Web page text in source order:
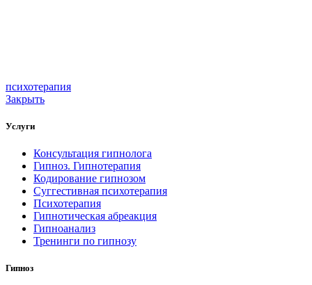
психотерапия
Закрыть
Услуги
Консультация гипнолога
Гипноз. Гипнотерапия
Кодирование гипнозом
Суггестивная психотерапия
Психотерапия
Гипнотическая абреакция
Гипноанализ
Тренинги по гипнозу
Гипноз